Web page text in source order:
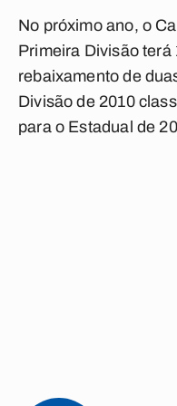
No próximo ano, o
Primeira Divisão terá
rebaixamento de
Divisão de 2010
para o Estadual de